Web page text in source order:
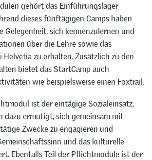
gehört das Einführungslager
dieses fünftägigen Camps haben
Gelegenheit, sich kennenzulernen und
über die Lehre sowie das
zu erhalten. Zusätzlich zu den
bietet das StartCamp auch
wie beispielsweise einen Foxtrail.
ist der eintägige Sozialeinsatz,
dazu ermutigt, sich gemeinsam mit
Zwecke zu engagieren und
und das kulturelle
Ebenfalls Teil der Pflichtmodule ist der